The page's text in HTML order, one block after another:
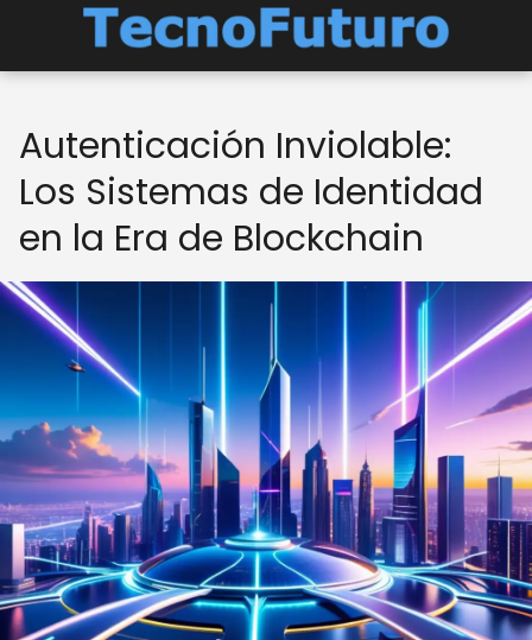
Autenticación Inviolable:
Los Sistemas de Identidad
en la Era de Blockchain